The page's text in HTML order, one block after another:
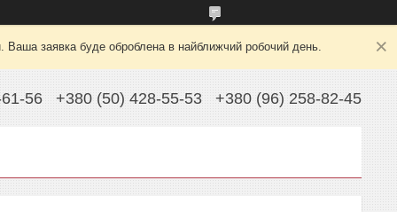
Ваша заявка буде оброблена в найближчий робочий день.
56 +380 (50) 428-55-53 +380 (96) 258-82-45